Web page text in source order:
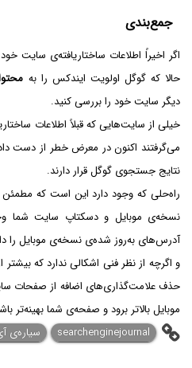
جمع‌بندی
اگر اخیراً اطلاعات ساختاریافته‌ی سایت
حالا که گوگل اولویت ایندکس را به
دیگر سایت خود را بررسی کنید.
خیلی از سایت‌هایی که قبلاً اطلاعات
می‌گرفتند اکنون در معرض خطر از دست
نتایج جستجوی گوگل قرار دارند.
راه‌حلی که وجود دارد این است که مطمئن
نسخه‌ی موبایل و دسکتاپ سایت شما
آدرس‌های به‌روز شده‌ی نسخه‌ی موبایل را
و اگرچه از نظر فنی اشکالی ندارد که بیشتر
حذف علامت‌گذاری‌های اضافه از صفحات
موبایل بالاتر برود و صفحه‌ی شما بهینه‌تر
searchenginejournal
سیاره‌ی